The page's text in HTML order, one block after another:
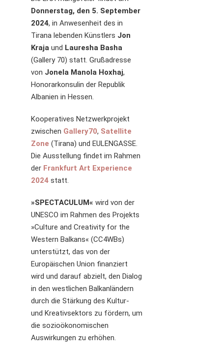
Donnerstag, den 5. September
2024, in Anwesenheit des in
Tirana lebenden Künstlers Jon
Krajaund Lauresha Basha
(Gallery 70) statt. Grußadresse
von Jonela Manola Hoxhaj,
Honorarkonsulin der Republik
Albanien in Hessen.
Kooperatives Netzwerkprojekt
zwischen Gallery70, Satellite
Zone (Tirana) und EULENGASSE.
Die Ausstellung findet im Rahmen
der Frankfurt Art Experience
2024statt.
»SPECTACULUM« wird von der
UNESCO im Rahmen des Projekts
»Culture and Creativity for the
Western Balkans« (CC4WBs)
unterstützt, das von der
Europäischen Union finanziert
wird und darauf abzielt, den Dialog
in den westlichen Balkanländern
durch die Stärkung des Kultur-
und Kreativsektors zu fördern, um
die sozioökonomischen
Auswirkungen zu erhöhen.